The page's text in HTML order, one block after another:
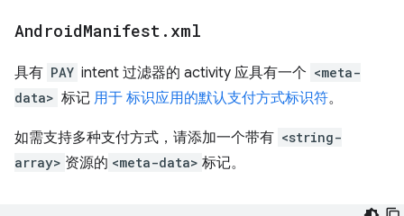
AndroidManifest . xml
具有 PAY intent 过滤器的 activity 应具有一个 <meta-
data> 标记 用于 标识应用的默认支付方式标识符。
如需支持多种支付方式，请添加一个带有 <string-
array> 资源的 <meta-data> 标记。